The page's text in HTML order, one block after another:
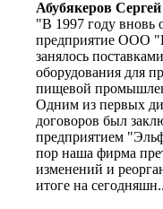
Абубякеров
"В 1997 году вновь
предприятие ООО
занялось поставками
оборудования для
пищевой
Одним из первых
договоров был
предприятием
пор наша фирма
изменений и
итоге на